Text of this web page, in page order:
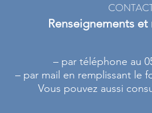
Renseignements
– par téléphone au
– par mail en remplissant le
Vous pouvez aussi